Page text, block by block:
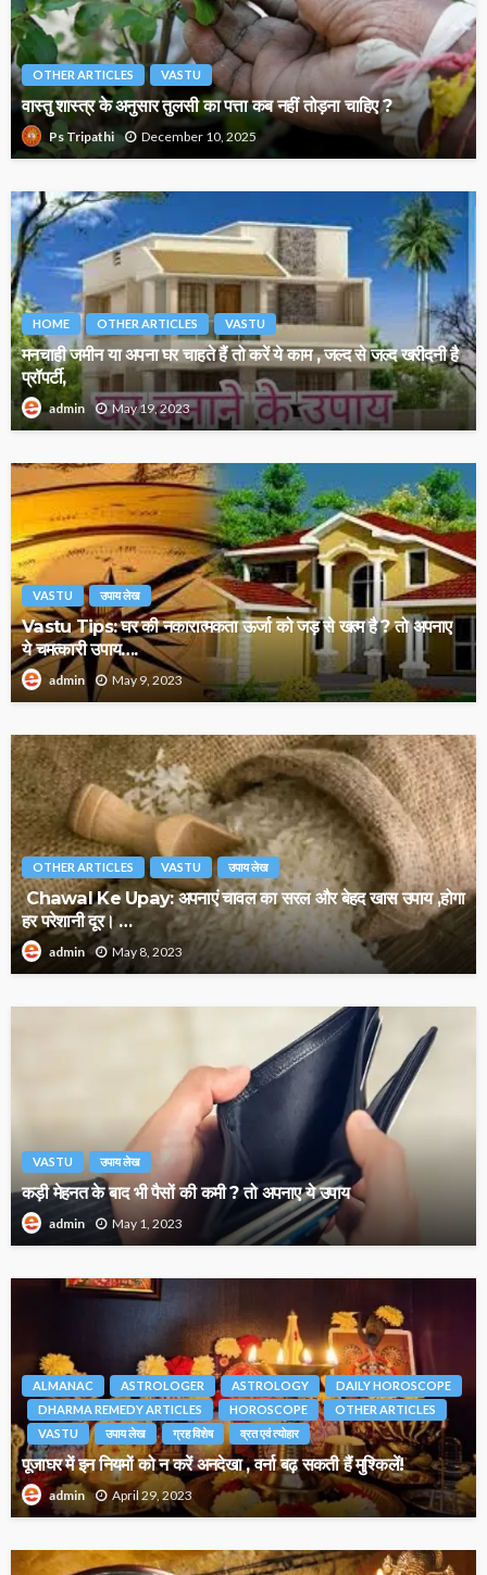
OTHER ARTICLES VASTU
वास्तु शास्त्र के अनुसार तुलसी का पत्ता कब नहीं तोड़ना चाहिए ?
Ps Tripathi December 10, 2025
HOME OTHER ARTICLES VASTU
मनचाही जमीन या अपना घर चाहते हैं तो करें ये काम , जल्द से जल्द खरीदनी है
प्रॉपर्टी,
admin May 19, 2023
VASTU उपाय लेख
Vastu Tips: घर की नकारात्मकता ऊर्जा को जड़ से खत्म है ? तो अपनाए
ये चमत्कारी उपाय….
admin May 9, 2023
OTHER ARTICLES VASTU उपाय लेख
Chawal Ke Upay: अपनाएं चावल का सरल और बेहद खास उपाय ,होगा
हर परेशानी दूर। …
admin May 8, 2023
VASTU उपाय लेख
कड़ी मेहनत के बाद भी पैसों की कमी ? तो अपनाए ये उपाय
admin May 1, 2023
ALMANAC ASTROLOGER ASTROLOGY
DAILY HOROSCOPE
DHARMA REMEDY ARTICLES
HOROSCOPE
OTHER ARTICLES
VASTU
उपाय लेख ग्रह विशेष व्रत एवं त्योहार
पूजाघर में इन नियमों को न करें अनदेखा , वर्ना बढ़ सकती हैं मुश्किलें!
admin April 29, 2023